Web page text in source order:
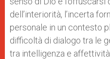
dell’interiorità, l’incerta
personale in un contesto
difficoltà di dialogo tra le
tra intelligenza e